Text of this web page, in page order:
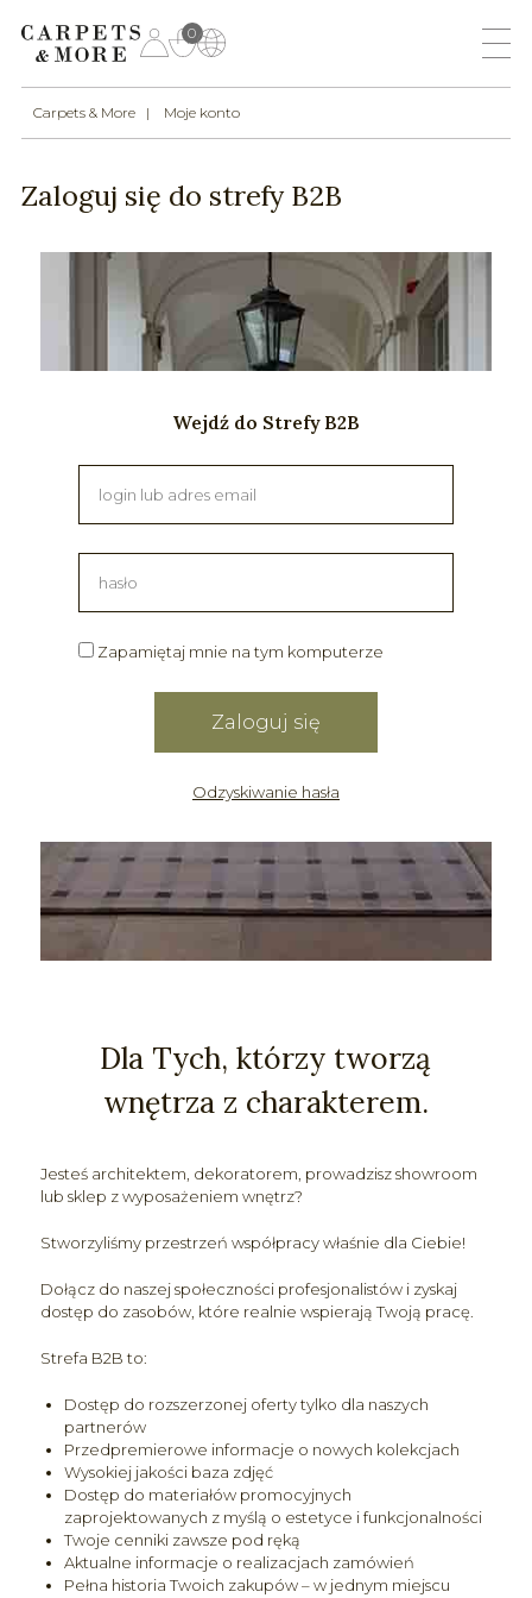
0
Carpets & More Moje konto
Zaloguj się do strefy B2B
Wejdź do Strefy B2B
Zapamiętaj mnie na tym komputerze
Odzyskiwanie hasła
Dla Tych, którzy tworzą
wnętrza z charakterem.
Jesteś architektem, dekoratorem, prowadzisz showroom
lub sklep z wyposażeniem wnętrz?
Stworzyliśmy przestrzeń współpracy właśnie dla Ciebie!
Dołącz do naszej społeczności profesjonalistów i zyskaj
dostęp do zasobów, które realnie wspierają Twoją pracę.
Strefa B2B to:
Dostęp do rozszerzonej oferty tylko dla naszych
partnerów
Przedpremierowe informacje o nowych kolekcjach
Wysokiej jakości baza zdjęć
Dostęp do materiałów promocyjnych
zaprojektowanych z myślą o estetyce i funkcjonalności
Twoje cenniki zawsze pod ręką
Aktualne informacje o realizacjach zamówień
Pełna historia Twoich zakupów – w jednym miejscu